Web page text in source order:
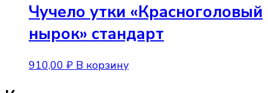
Чучело утки «Красноголовый
нырок» стандарт
910,00 ₽ В корзину